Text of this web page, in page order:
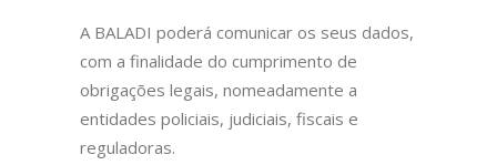
A BALADI poderá comunicar os seus dados,
com a finalidade do cumprimento de
obrigações legais, nomeadamente a
entidades policiais, judiciais, fiscais e
reguladoras.